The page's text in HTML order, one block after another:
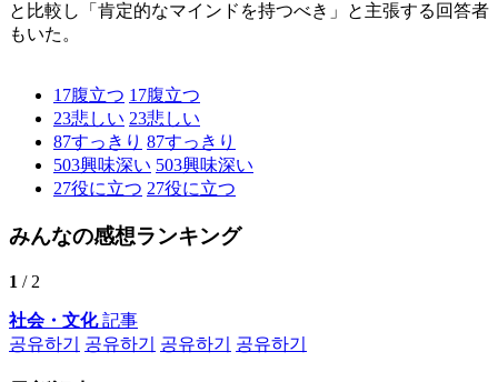
と比較し「肯定的なマインドを持つべき」と主張する回答者
もいた。
17腹立つ 17腹立つ
23悲しい 23悲しい
87すっきり 87すっきり
503興味深い 503興味深い
27役に立つ 27役に立つ
みんなの感想ランキング
1 / 2
社会・文化記事
공유하기
공유하기 공유하기 공유하기